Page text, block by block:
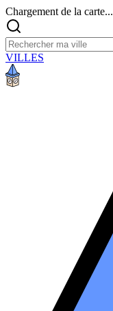
Chargement de la carte...
VILLES